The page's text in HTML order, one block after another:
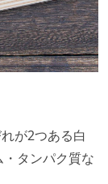
が2つある白
タンパク質な